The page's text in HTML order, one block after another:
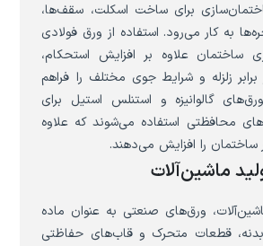
برای ساخت اسکلت، سقف‌ها،
به کار می‌رود. استفاده از ورق فولادی
ساختمان علاوه بر افزایش استحکام،
زلزله و شرایط جوی مختلف را فراهم
گالوانیزه و استنلس استیل برای
محافظتی استفاده می‌شوند که علاوه
ساختمان را افزایش می‌دهند.
ماشین‌آلات
ورق‌های صنعتی به عنوان ماده
بدنه، قطعات متحرک و قاب‌های حفاظتی